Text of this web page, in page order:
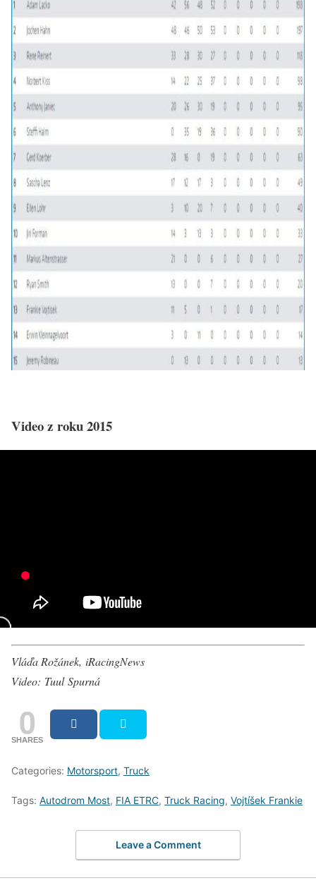
Video z roku 2015
Vláďa Rožánek, iRacingNews
Video: Tuul Spurná
0
SHARES
Categories: Motorsport, Truck
Tags: Autodrom Most, FIA ETRC, Truck Racing, Vojtíšek Frankie
Leave a Comment